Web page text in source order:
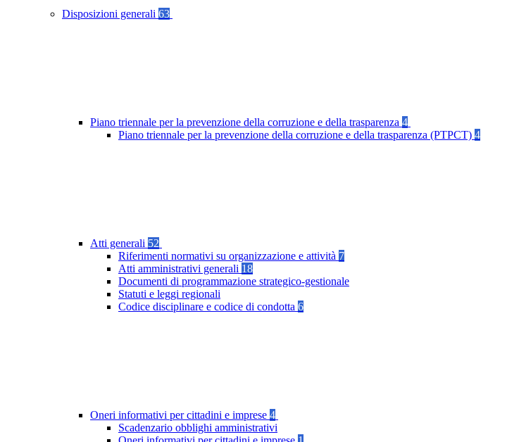
Disposizioni generali 63
Piano triennale per la prevenzione della corruzione e della trasparenza 4
Piano triennale per la prevenzione della corruzione e della trasparenza (PTPCT) 4
Atti generali 52
Riferimenti normativi su organizzazione e attività 7
Atti amministrativi generali 18
Documenti di programmazione strategico-gestionale
Statuti e leggi regionali
Codice disciplinare e codice di condotta 6
Oneri informativi per cittadini e imprese 4
Scadenzario obblighi amministrativi